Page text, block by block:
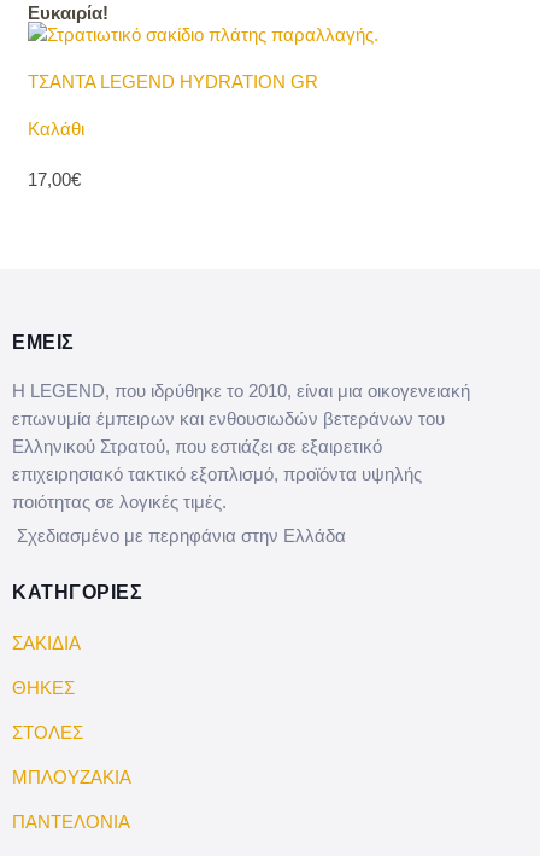
Ευκαιρία!
ΤΣΑΝΤΑ LEGEND HYDRATION GR
Καλάθι
17,00€
ΕΜΕΙΣ
Η LEGEND, που ιδρύθηκε το 2010, είναι μια οικογενειακή
επωνυμία έμπειρων και ενθουσιωδών βετεράνων του
Ελληνικού Στρατού, που εστιάζει σε εξαιρετικό
επιχειρησιακό τακτικό εξοπλισμό, προϊόντα υψηλής
ποιότητας σε λογικές τιμές.
Σχεδιασμένο με περηφάνια στην Ελλάδα
ΚΑΤΗΓΟΡΙΕΣ
ΣΑΚΙΔΙΑ
ΘΗΚΕΣ
ΣΤΟΛΕΣ
ΜΠΛΟΥΖΑΚΙΑ
ΠΑΝΤΕΛΟΝΙΑ